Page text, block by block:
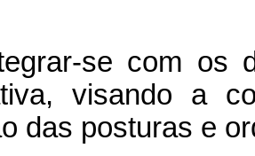
se com os
visando a
das posturas e